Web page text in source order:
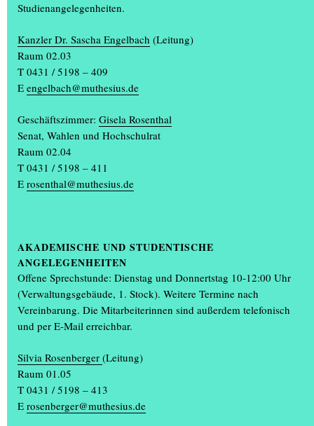
Projekte von mehr als 600 Studierenden ausgestellt
Mehr als 600 Studierende aus Kunst und Design zeigten ihre im
Studienjahr entstandenen Projekte. Das Spektrum reichte von
Malerei, Zeichnung, Fotografie, Buchgestaltung, Video, Skulptur
und Produktdesign über Szenografie und Interior Design bis hin
zur multimedialen Installation.
Kulturelles Programm mit Musik, Film und Kiosk
Begleitet wurde die Jahresausstellung von einem mehrtägigen
kulturellen Programm,(...)
Studienangelegenheiten.
Kanzler Dr. Sascha Engelbach (Leitung)
Raum 02.03
T 0431 / 5198 – 409
E engelbach@muthesius.de
Geschäftszimmer: Gisela Rosenthal
Senat, Wahlen und Hochschulrat
Raum 02.04
T 0431 / 5198 – 411
E rosenthal@muthesius.de
AKADEMISCHE UND STUDENTISCHE
ANGELEGENHEITEN
Offene Sprechstunde: Dienstag und Donnertstag 10-12:00 Uhr
(Verwaltungsgebäude, 1. Stock). Weitere Termine nach
Vereinbarung. Die Mitarbeiterinnen sind außerdem telefonisch
und per E-Mail erreichbar.
Silvia Rosenberger (Leitung)
Raum 01.05
T 0431 / 5198 – 413
E rosenberger@muthesius.de